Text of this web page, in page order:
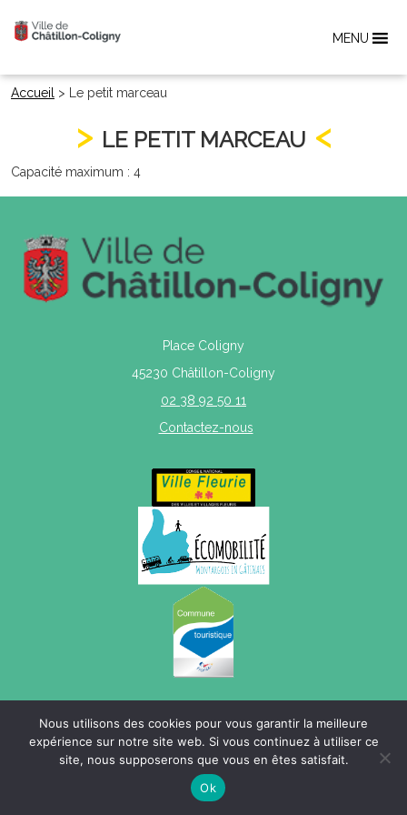
MENU
Accueil > Le petit marceau
LE PETIT MARCEAU
Capacité maximum : 4
Place Coligny
45230 Châtillon-Coligny
02 38 92 50 11
Contactez-nous
Nous utilisons des cookies pour vous garantir la meilleure
expérience sur notre site web. Si vous continuez à utiliser ce
site, nous supposerons que vous en êtes satisfait.
Ok